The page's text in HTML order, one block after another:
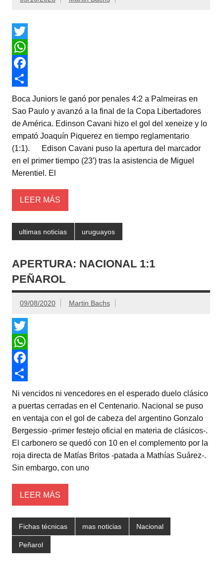
T
w
t
t
e
W
h
a
t
s
p
p
F
a
c
e
o
o
k
C
o
m
a
r
t
r
Boca Juniors le ganó por penales 4:2 a Palmeiras en
Sao Paulo y avanzó a la final de la Copa Libertadores
de América. Edinson Cavani hizo el gol del xeneize y lo
empató Joaquín Piquerez en tiempo reglamentario
(1:1). Edison Cavani puso la apertura del marcador
en el primer tiempo (23′) tras la asistencia de Miguel
Merentiel. El
LEER MÁS
ultimas noticias uruguayos
APERTURA: NACIONAL 1:1
PEÑAROL
09/08/2020 Martin Bachs
T
w
t
t
e
W
h
a
t
s
p
p
F
a
c
e
o
o
k
C
o
m
a
r
t
r
Ni vencidos ni vencedores en el esperado duelo clásico
a puertas cerradas en el Centenario. Nacional se puso
en ventaja con el gol de cabeza del argentino Gonzalo
Bergessio -primer festejo oficial en materia de clásicos-.
El carbonero se quedó con 10 en el complemento por la
roja directa de Matías Britos -patada a Mathías Suárez-.
Sin embargo, con uno
LEER MÁS
Fichas técnicas mas noticias Nacional
Peñarol